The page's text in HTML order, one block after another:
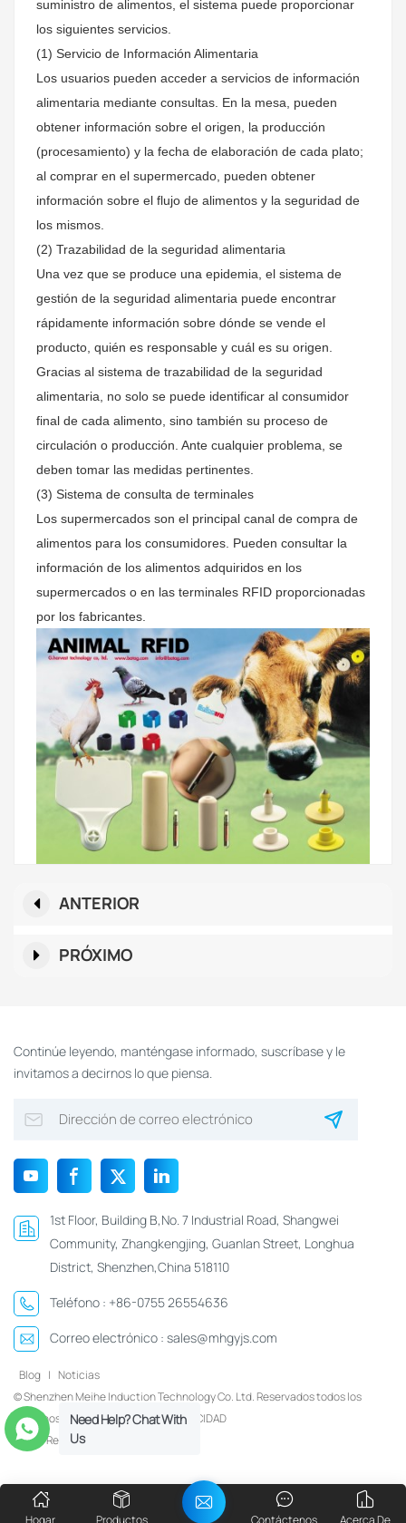
suministro de alimentos, el sistema puede proporcionar
los siguientes servicios.
(1) Servicio de Información Alimentaria
Los usuarios pueden acceder a servicios de información
alimentaria mediante consultas. En la mesa, pueden
obtener información sobre el origen, la producción
(procesamiento) y la fecha de elaboración de cada plato;
al comprar en el supermercado, pueden obtener
información sobre el flujo de alimentos y la seguridad de
los mismos.
(2) Trazabilidad de la seguridad alimentaria
Una vez que se produce una epidemia, el sistema de
gestión de la seguridad alimentaria puede encontrar
rápidamente información sobre dónde se vende el
producto, quién es responsable y cuál es su origen.
Gracias al sistema de trazabilidad de la seguridad
alimentaria, no solo se puede identificar al consumidor
final de cada alimento, sino también su proceso de
circulación o producción. Ante cualquier problema, se
deben tomar las medidas pertinentes.
(3) Sistema de consulta de terminales
Los supermercados son el principal canal de compra de
alimentos para los consumidores. Pueden consultar la
información de los alimentos adquiridos en los
supermercados o en las terminales RFID proporcionadas
por los fabricantes.
ANTERIOR
PRÓXIMO
Continúe leyendo, manténgase informado, suscríbase y le
invitamos a decirnos lo que piensa.
1st Floor, Building B,No. 7 Industrial Road, Shangwei
Community, Zhangkengjing, Guanlan Street, Longhua
District, Shenzhen,China 518110
Teléfono : +86-0755 26554636
Correo electrónico : sales@mhgyjs.com
Blog | Noticias
© Shenzhen Meihe Induction Technology Co. Ltd. Reservados todos los
derechos.
Xml | POLÍTICA DE PRIVACIDAD
Red IPv6 compatible
Hogar Productos Acerca De
Contáctenos
Need Help? Chat With
Us